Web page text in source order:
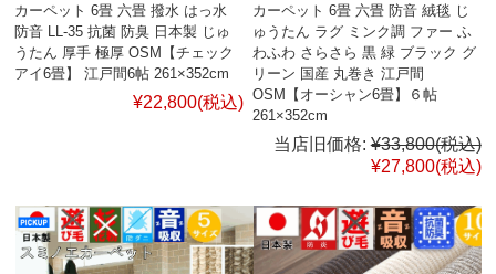
カーペット 6畳 六畳 撥水 はっ水
防音 LL-35 抗菌 防臭 日本製 じゅ
うたん 厚手 極厚 OSM【チェック
アイ6畳】 江戸間6帖 261×352cm
¥22,800(税込)
カーペット 6畳 六畳 防音 絨毯 じ
ゅうたん ラグ ミンク調 ファー ふ
わふわ さらさら 黒 緑 ブラック グ
リーン 国産 丸巻き 江戸間
OSM【オーシャン6畳】６帖
261×352cm
当店旧価格: ¥33,800(税込)
¥27,800(税込)